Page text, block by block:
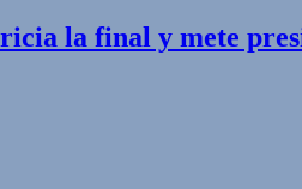
la final y mete